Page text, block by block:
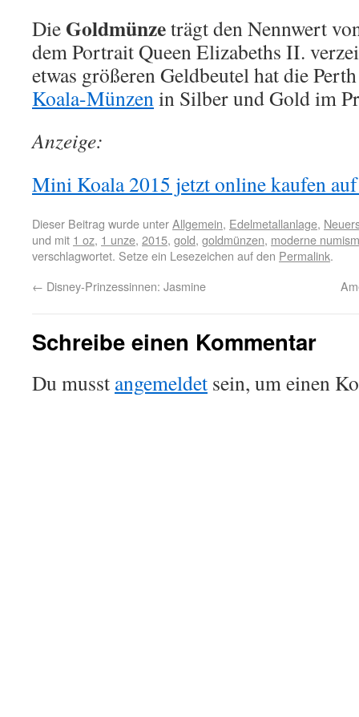
Die Goldmünzeträgt den Nennwert
dem Portrait Queen Elizabeths II.
etwas größeren Geldbeutel hat die
Koala-Münzenin Silber und Gold im
Anzeige:
Mini Koala 2015 jetzt online kaufen
Dieser Beitrag wurde unterAllgemein, Edelmetallanlage,
und mit 1 oz, 1 unze, 2015, gold, goldmünzen, moderne
verschlagwortet. Setze ein Lesezeichen auf den Permalink.
← Disney-Prinzessinnen: Jasmine
Schreibe einen Kommentar
Du musst angemeldet sein, um einen